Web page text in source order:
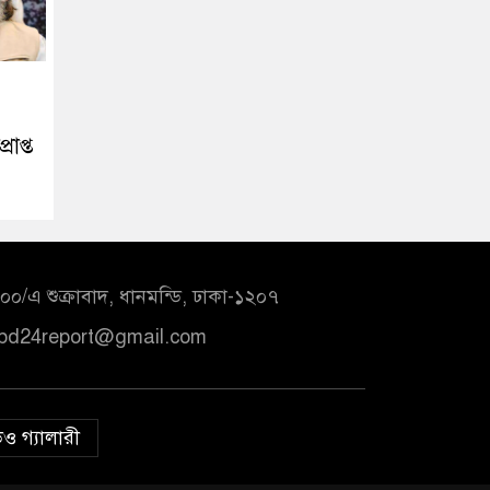
এ শুক্রাবাদ, ধানমন্ডি, ঢাকা-১২০৭
গ্যালারী